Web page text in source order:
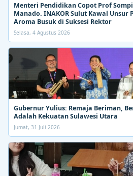
Menteri Pendidikan Copot Prof
Manado. INAKOR Sulut Kawal Unsur
Aroma Busuk di Suksesi Rektor
Selasa, 4 Agustus 2026
Gubernur Yulius: Remaja Beriman,
Adalah Kekuatan Sulawesi Utara
Jumat, 31 Juli 2026